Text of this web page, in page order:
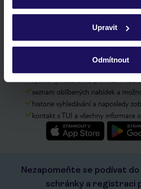
Podrobné informace o souborech
ochrany osobních údajů.Upravit
Odmítnout
Zobrazit další
rychlé vyhledávání a prohlížení
seznam oblíbených nabídek a
historie vyhledávání a naposledy
kontakt s TUI a všechny informace
Nezapomeňte se podívat do
schránky a registraci